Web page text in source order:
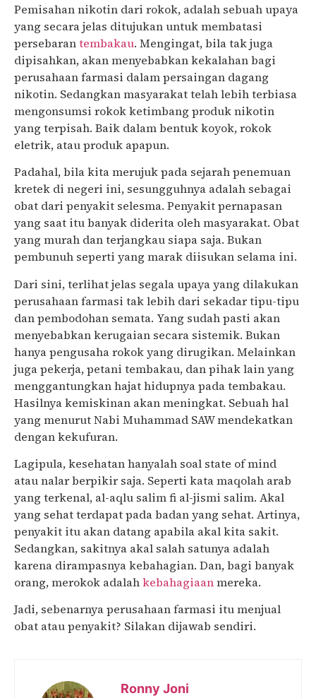
Pemisahan nikotin dari rokok, adalah sebuah upaya
yang secara jelas ditujukan untuk membatasi
persebarantembakau. Mengingat, bila tak juga
dipisahkan, akan menyebabkan kekalahan bagi
perusahaan farmasi dalam persaingan dagang
nikotin. Sedangkan masyarakat telah lebih terbiasa
mengonsumsi rokok ketimbang produk nikotin
yang terpisah. Baik dalam bentuk koyok, rokok
eletrik, atau produk apapun.
Padahal, bila kita merujuk pada sejarah penemuan
kretek di negeri ini, sesungguhnya adalah sebagai
obat dari penyakit selesma. Penyakit pernapasan
yang saat itu banyak diderita oleh masyarakat. Obat
yang murah dan terjangkau siapa saja. Bukan
pembunuh seperti yang marak diisukan selama ini.
Dari sini, terlihat jelas segala upaya yang dilakukan
perusahaan farmasi tak lebih dari sekadar tipu-tipu
dan pembodohan semata. Yang sudah pasti akan
menyebabkan kerugaian secara sistemik. Bukan
hanya pengusaha rokok yang dirugikan. Melainkan
juga pekerja, petani tembakau, dan pihak lain yang
menggantungkan hajat hidupnya pada tembakau.
Hasilnya kemiskinan akan meningkat. Sebuah hal
yang menurut Nabi Muhammad SAW mendekatkan
dengan kekufuran.
Lagipula, kesehatan hanyalah soal state of mind
atau nalar berpikir saja. Seperti kata maqolah arab
yang terkenal, al-aqlu salim fi al-jismi salim. Akal
yang sehat terdapat pada badan yang sehat. Artinya,
penyakit itu akan datang apabila akal kita sakit.
Sedangkan, sakitnya akal salah satunya adalah
karena dirampasnya kebahagian. Dan, bagi banyak
orang, merokok adalahkebahagiaanmereka.
Jadi, sebenarnya perusahaan farmasi itu menjual
obat atau penyakit? Silakan dijawab sendiri.
Ronny Joni